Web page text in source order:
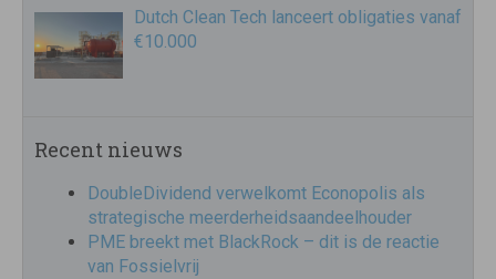
Dutch Clean Tech lanceert obligaties vanaf
€10.000
Recent nieuws
DoubleDividend verwelkomt Econopolis als
strategische meerderheidsaandeelhouder
PME breekt met BlackRock – dit is de reactie
van Fossielvrij